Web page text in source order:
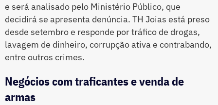
e será analisado pelo Ministério Público, que
decidirá se apresenta denúncia. TH Joias está preso
desde setembro e responde por tráfico de drogas,
lavagem de dinheiro, corrupção ativa e contrabando,
entre outros crimes.
Negócios com traficantes e venda de
armas